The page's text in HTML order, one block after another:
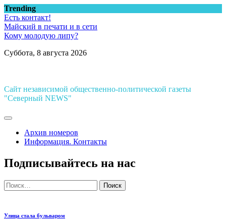
Перейти
к
содержимому
Trending
Есть контакт!
Майский в печати и в сети
Кому молодую липу?
Суббота, 8 августа 2026
Сайт независимой общественно-политической газеты
"Северный NEWS"
Архив номеров
Информация. Контакты
Подписывайтесь на нас
Найти:
Улица стала бульваром